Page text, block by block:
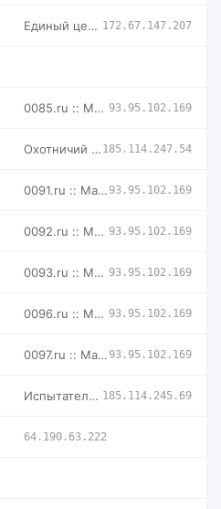
Единый центр услуг - 007spb.ru 172.67.147.207
0085.ru :: Магазин доменных имен -- мговенная аренда и выкуп 93.95.102.169
Охотничий магазин в Москве - купить товары для охоты с доста 185.114.247.54
0091.ru :: Магазин доменных имен -- мговенная аренда и выкуп 93.95.102.169
0092.ru :: Магазин доменных имен -- мговенная аренда и выкуп 93.95.102.169
0093.ru :: Магазин доменных имен -- мговенная аренда и выкуп 93.95.102.169
0096.ru :: Магазин доменных имен -- мговенная аренда и выкуп 93.95.102.169
0097.ru :: Магазин доменных имен -- мговенная аренда и выкуп 93.95.102.169
Испытательная лаборатория ФБУ НИЦ ПМ-Ростест — Биологических 185.114.245.69
64.190.63.222